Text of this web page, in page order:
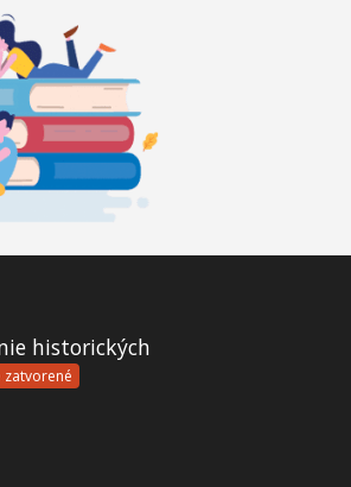
historických
zatvorené